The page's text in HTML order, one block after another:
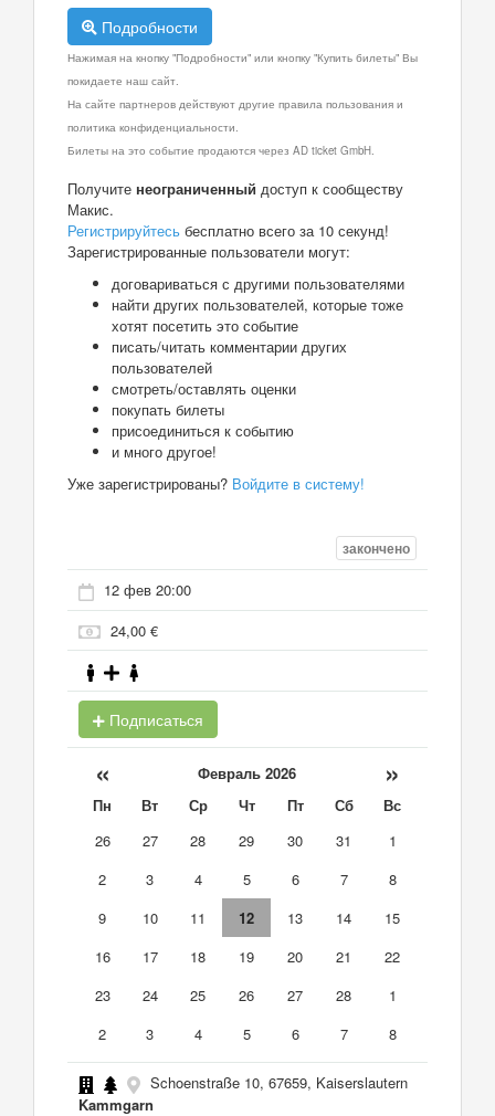
Подробности
Нажимая на кнопку "Подробности" или кнопку "Купить билеты" Вы
покидаете наш сайт.
На сайте партнеров действуют другие правила пользования и
политика конфиденциальности.
Билеты на это событие продаются через AD ticket GmbH.
Получите неограниченный доступ к сообществу
Макис.
Регистрируйтесь бесплатно всего за 10 секунд!
Зарегистрированные пользователи могут:
договариваться с другими пользователями
найти других пользователей, которые тоже
хотят посетить это событие
писать/читать комментарии других
пользователей
смотреть/оставлять оценки
покупать билеты
присоединиться к событию
и много другое!
Уже зарегистрированы? Войдите в систему!
закончено
12 фев 20:00
24,00 €
Подписаться
« Февраль 2026 »
Пн Вт Ср Чт Пт Сб
Вс
26
27 28 29 30 31
1
2
3 4 5 6 7
8
9
10 11 12 13 14
15
16
17 18 19 20 21
22
23
24 25 26 27 28
1
2
3 4 5 6 7 8
Schoenstraße 10, 67659, Kaiserslautern
Kammgarn